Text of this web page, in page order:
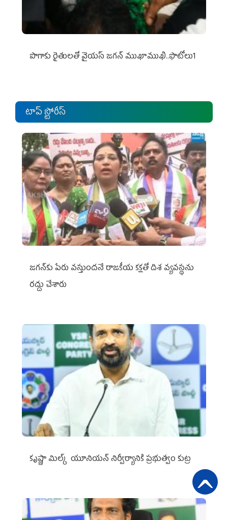
పొగాకు రైతుల‌తో వైయ‌స్ జ‌గ‌న్ ముఖాముఖి..ఫొటోలు1
టాప్ స్టోరీస్
జగన్‌కు పేరు వస్తుందనే రాజకీయ కక్షతో దిశ వ్య‌వ‌స్థ‌ను
రద్దు చేశారు
కృష్ణా మిల్క్‌ యూనియన్‌ నిర్వీర్యానికి ప్రభుత్వం కుట్ర